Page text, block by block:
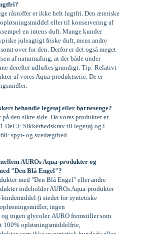
råstoffer er ikke helt lugtfri. Den æteriske
eller til konservering af
en intens duft. Mange kunder
juleagtigt friske duft, mens andre
over for den. Derfor er det også meget
af naturmaling, at der både under
derefter udluftes grundigt. Tip: Relativt
af vores Aqua-produktserie. De er
behandle legetøj eller børnesenge?
den sikre side. Da vores produkter er
Del 3: Sikkerhedskrav til legetøj og i
spyt- og svedægthed.
AUROs Aqua-produkter og
"Den Blå Engel"?
med "Den Blå Engel" eller andre
indeholder AUROs Aqua-produkter
(i stedet for syntetiske
ingen
ingen glycoler. AURO fremstiller som
100% opløsningsmiddelfrie,